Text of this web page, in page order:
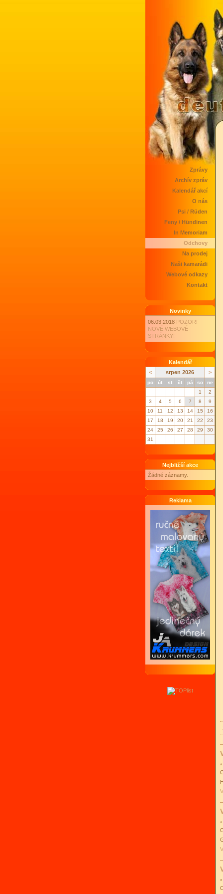
Zprávy
Archív zpráv
Kalendář akcí
O nás
Psi / Rüden
Feny / Hündinen
In Memoriam
Odchovy
Na prodej
Naši kamarádi
Webové odkazy
Kontakt
Novinky
06.03.2018 POZOR!
NOVÉ WEBOVÉ
STRÁNKY!
Kalendář
<
srpen 2026 >
po út st čt pá so
ne
1
2
3
4 5 6 7 8
9
10
11 12 13 14 15
16
17
18 19 20 21 22
23
24
25 26 27 28 29
30
31
Nejbližší akce
Žádné záznamy.
Reklama
*
*
*